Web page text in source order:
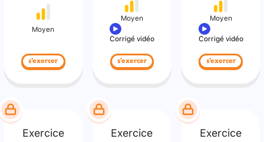
Moyen
s'exercer
Moyen
Corrigé vidéo
s'exercer
Moyen
Corrigé vidéo
s'exercer
Exercice Exercice Exercice